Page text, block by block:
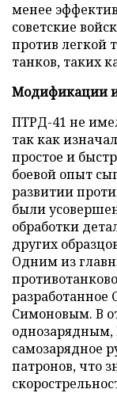
менее
советские
против легкой
танков, таких
Модификации
ПТРД-41 не
так как
простое и
боевой опыт
развитии
были
обработки
других
Одним из
разработанное
Симоновым. В
однозарядным,
самозарядное
патронов, что